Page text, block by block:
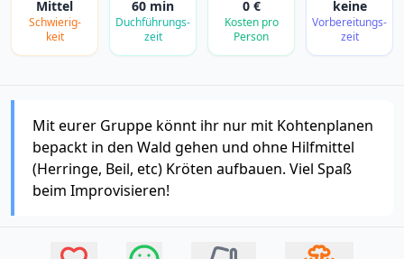
Mittel
Schwierig­
keit
60 min
Duchführungs­
zeit
0 €
Kosten pro
Person
keine
Vorbereitungs­
zeit
Mit eurer Gruppe könnt ihr nur mit Kohtenplanen
bepackt in den Wald gehen und ohne Hilfmittel
(Herringe, Beil, etc) Kröten aufbauen. Viel Spaß
beim Improvisieren!